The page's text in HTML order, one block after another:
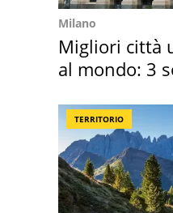
Milano
Migliori città
al mondo: 3
TERRITORIO